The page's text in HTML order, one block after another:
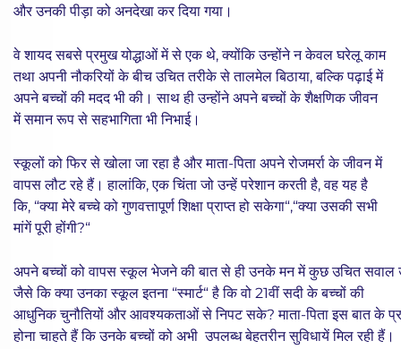
और उनकी पीड़ा को अनदेखा कर दिया गया।
वे शायद सबसे प्रमुख योद्धाओं में से एक थे, क्योंकि उन्होंने न केवल घरेलू काम
तथा अपनी नौकरियों के बीच उचित तरीके से तालमेल बिठाया, बल्कि पढ़ाई में
अपने बच्चों की मदद भी की। साथ ही उन्होंने अपने बच्चों के शैक्षणिक जीवन
में समान रूप से सहभागिता भी निभाई।
स्कूलों को फिर से खोला जा रहा है और माता-पिता अपने रोजमर्रा के जीवन में
वापस लौट रहे हैं। हालांकि, एक चिंता जो उन्हें परेशान करती है, वह यह है
कि, “क्या मेरे बच्चे को गुणवत्तापूर्ण शिक्षा प्राप्त हो सकेगा“,“क्या उसकी सभी
मांगें पूरी होंगी?“
अपने बच्चों को वापस स्कूल भेजने की बात से ही उनके मन में कुछ उचित सवाल
जैसे कि क्या उनका स्कूल इतना “स्मार्ट“ है कि वो 21वीं सदी के बच्चों की
आधुनिक चुनौतियों और आवश्यकताओं से निपट सके? माता-पिता इस बात के
होना चाहते हैं कि उनके बच्चों को अभी उपलब्ध बेहतरीन सुविधायें मिल रही हैं।